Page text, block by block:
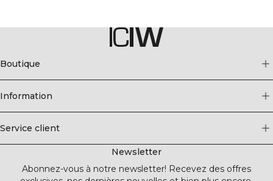
Boutique
Information
Service client
Newsletter
Abonnez-vous à notre newsletter! Recevez des offres